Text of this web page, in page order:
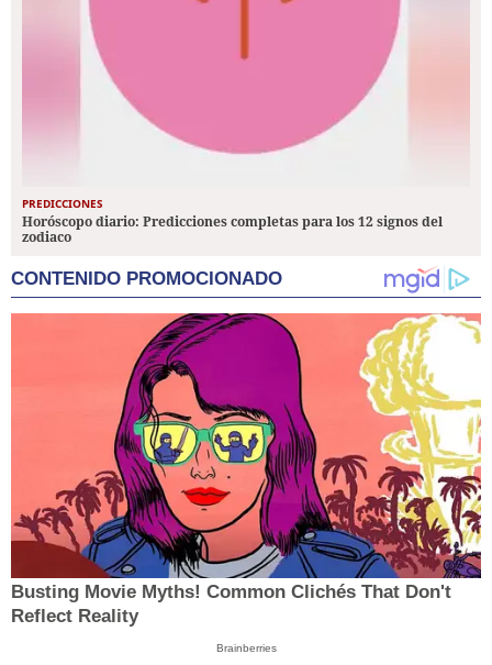
PREDICCIONES
Horóscopo diario: Predicciones completas para los 12 signos del
zodiaco
CONTENIDO PROMOCIONADO
Busting Movie Myths! Common Clichés That Don't
Reflect Reality
Brainberries